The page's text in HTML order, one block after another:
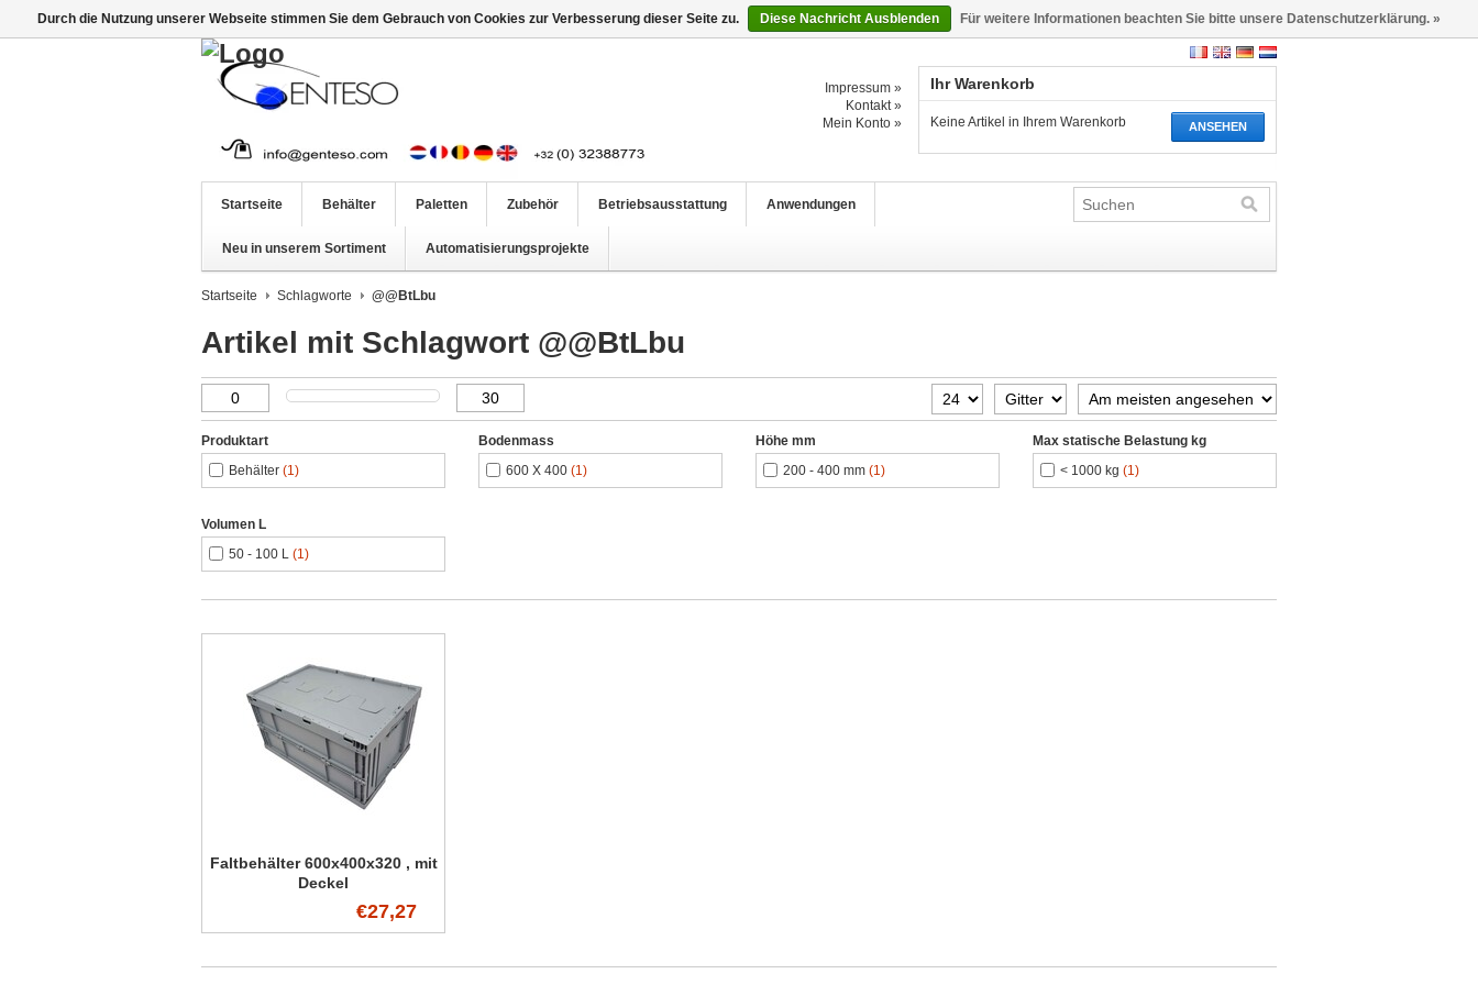
Impressum »
Kontakt »
Mein Konto »
Ihr Warenkorb
ANSEHEN
Keine Artikel in Ihrem Warenkorb
Startseite Behälter Paletten Zubehör Betriebsausstattung Anwendungen
Neu in unserem Sortiment Automatisierungsprojekte
Startseite Schlagworte @@BtLbu
Artikel mit Schlagwort @@BtLbu
Produktart
Behälter (1)
Bodenmass
600 X 400 (1)
Höhe mm
200 - 400 mm (1)
Max statische Belastung kg
< 1000 kg (1)
Volumen L
50 - 100 L (1)
Faltbehälter 600x400x320 , mit
Deckel
€27,27
Durch die Nutzung unserer Webseite stimmen Sie dem Gebrauch von Cookies zur Verbesserung dieser Seite zu. Diese Nachricht Ausblenden Für weitere Informationen beachten Sie bitte unsere Datenschutzerklärung. »